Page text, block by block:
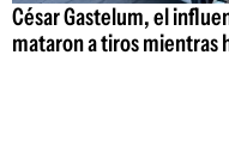
César Gastelum, el
mataron a tiros mientras